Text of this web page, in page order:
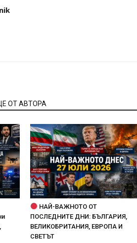
ОТ АВТОРА
НАЙ-ВАЖНОТО ОТ
ПОСЛЕДНИТЕ ДНИ: БЪЛГАРИЯ,
ВЕЛИКОБРИТАНИЯ, ЕВРОПА И
СВЕТЪТ